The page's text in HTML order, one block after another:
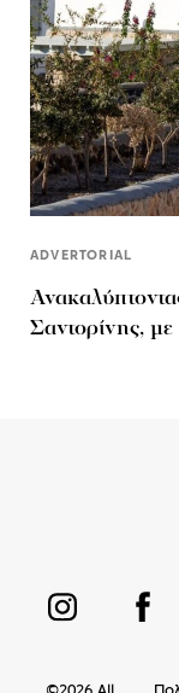
ADVERTORIAL
Σαντορίνης, με